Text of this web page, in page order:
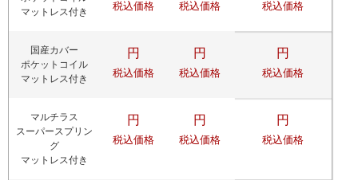
マットレス付き
税込価格 税込価格 税込価格
国産カバー
ポケットコイル
マットレス付き
円
税込価格
円
税込価格
円
税込価格
マルチラス
スーパースプリン
グ
マットレス付き
円
税込価格
円
税込価格
円
税込価格